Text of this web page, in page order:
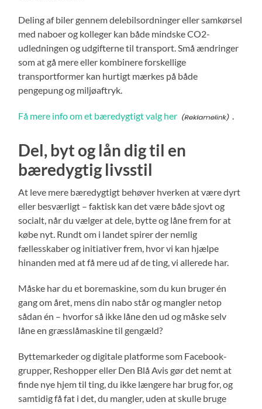
Deling af biler gennem delebilsordninger eller samkørsel
med naboer og kolleger kan både mindske CO2-
udledningen og udgifterne til transport. Små ændringer
som at gå mere eller kombinere forskellige
transportformer kan hurtigt mærkes på både
pengepung og miljøaftryk.
Få mere info om et bæredygtigt valg her
Del, byt og lån dig til en
bæredygtig livsstil
At leve mere bæredygtigt behøver hverken at være dyrt
eller besværligt – faktisk kan det være både sjovt og
socialt, når du vælger at dele, bytte og låne frem for at
købe nyt. Rundt om i landet spirer der nemlig
fællesskaber og initiativer frem, hvor vi kan hjælpe
hinanden med at få mere ud af de ting, vi allerede har.
Måske har du et boremaskine, som du kun bruger én
gang om året, mens din nabo står og mangler netop
sådan én – hvorfor så ikke låne den ud og måske selv
låne en græsslåmaskine til gengæld?
Byttemarkeder og digitale platforme som Facebook-
grupper, Reshopper eller Den Blå Avis gør det nemt at
finde nye hjem til ting, du ikke længere har brug for, og
samtidig få fat i det, du mangler, uden at skulle bruge